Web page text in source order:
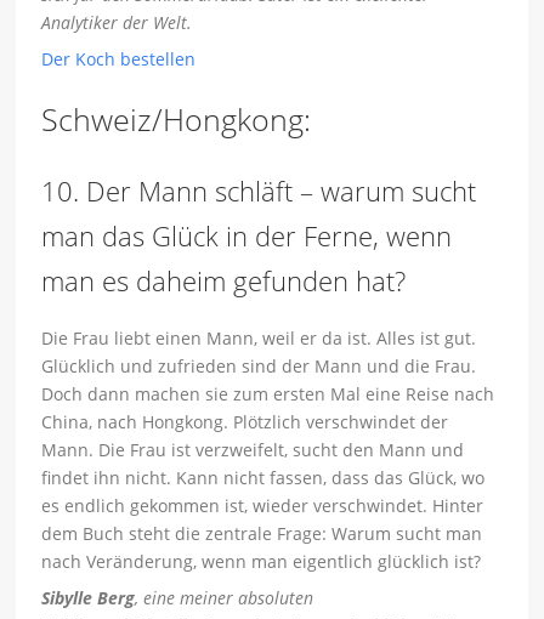
Analytiker der Welt.
Der Koch bestellen
Schweiz/Hongkong:
10. Der Mann schläft – warum sucht
man das Glück in der Ferne, wenn
man es daheim gefunden hat?
Die Frau liebt einen Mann, weil er da ist. Alles ist gut.
Glücklich und zufrieden sind der Mann und die Frau.
Doch dann machen sie zum ersten Mal eine Reise nach
China, nach Hongkong. Plötzlich verschwindet der
Mann. Die Frau ist verzweifelt, sucht den Mann und
findet ihn nicht. Kann nicht fassen, dass das Glück, wo
es endlich gekommen ist, wieder verschwindet. Hinter
dem Buch steht die zentrale Frage: Warum sucht man
nach Veränderung, wenn man eigentlich glücklich ist?
Sibylle Berg, eine meiner absoluten